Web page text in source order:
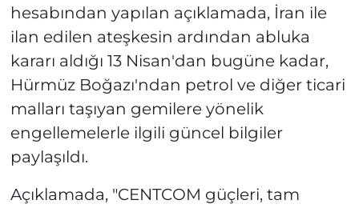
hesabından yapılan açıklamada, İran ile
ilan edilen ateşkesin ardından abluka
kararı aldığı 13 Nisan'dan bugüne kadar,
Hürmüz Boğazı'ndan petrol ve diğer ticari
malları taşıyan gemilere yönelik
engellemelerle ilgili güncel bilgiler
paylaşıldı.
Açıklamada, "CENTCOM güçleri, tam